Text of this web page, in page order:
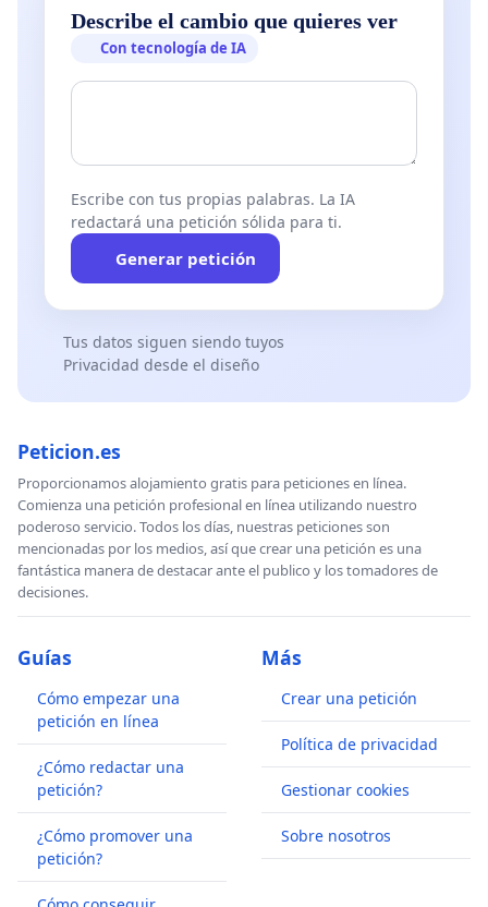
Describe el cambio que quieres ver
Con tecnología de IA
Escribe con tus propias palabras. La IA
redactará una petición sólida para ti.
Generar petición
Tus datos siguen siendo tuyos
Privacidad desde el diseño
Peticion.es
Proporcionamos alojamiento gratis para peticiones en línea.
Comienza una petición profesional en línea utilizando nuestro
poderoso servicio. Todos los días, nuestras peticiones son
mencionadas por los medios, así que crear una petición es una
fantástica manera de destacar ante el publico y los tomadores de
decisiones.
Guías
Cómo empezar una
petición en línea
¿Cómo redactar una
petición?
¿Cómo promover una
petición?
Más
Crear una petición
Política de privacidad
Gestionar cookies
Sobre nosotros